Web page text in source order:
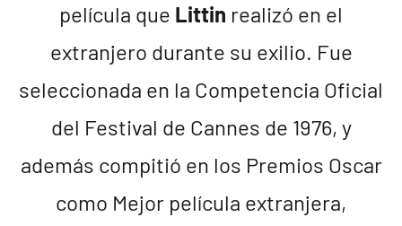
película que Littin realizó en el
extranjero durante su exilio. Fue
seleccionada en la Competencia Oficial
del Festival de Cannes de 1976, y
además compitió en los Premios Oscar
como Mejor película extranjera,